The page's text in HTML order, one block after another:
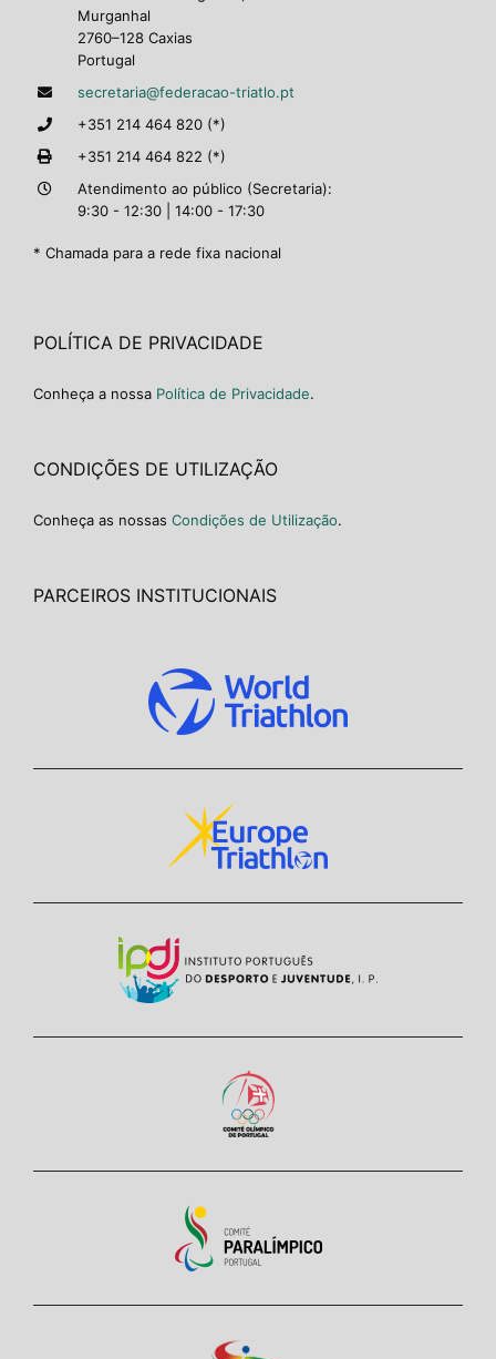
Murganhal
2760–128 Caxias
Portugal
secretaria@federacao-triatlo.pt
+351 214 464 820 (*)
+351 214 464 822 (*)
Atendimento ao público (Secretaria):
9:30 - 12:30 | 14:00 - 17:30
* Chamada para a rede fixa nacional
POLÍTICA DE PRIVACIDADE
Conheça a nossa Política de Privacidade.
CONDIÇÕES DE UTILIZAÇÃO
Conheça as nossas Condições de Utilização.
PARCEIROS INSTITUCIONAIS